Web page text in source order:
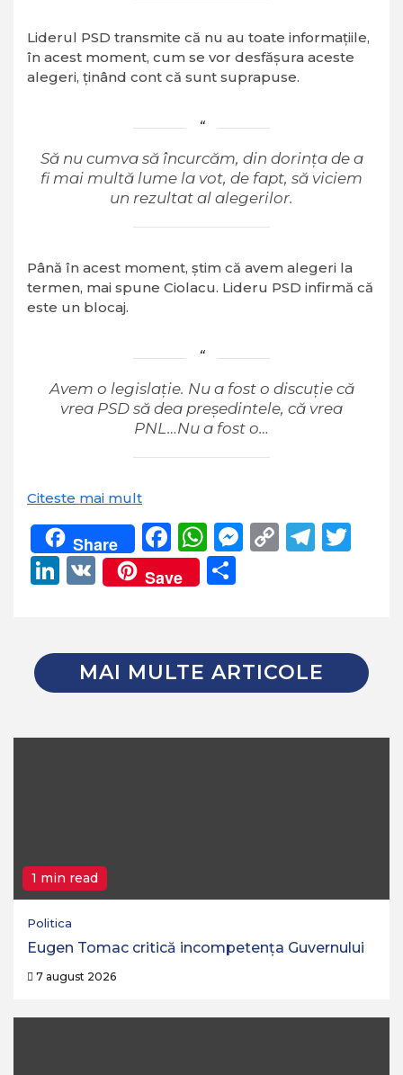
Liderul PSD transmite că nu au toate informațiile,
în acest moment, cum se vor desfășura aceste
alegeri, ținând cont că sunt suprapuse.
Să nu cumva să încurcăm, din dorința de a
fi mai multă lume la vot, de fapt, să viciem
un rezultat al alegerilor.
Până în acest moment, știm că avem alegeri la
termen, mai spune Ciolacu. Lideru PSD infirmă că
este un blocaj.
Avem o legislație. Nu a fost o discuție că
vrea PSD să dea președintele, că vrea
PNL…Nu a fost o…
Citeste mai mult
Share Facebook
WhatsApp
Messenger
Copy
LinkedIn
VK Save
MAI MULTE ARTICOLE
1 min read
Politica
Eugen Tomac critică incompetența Guvernului
7 august 2026